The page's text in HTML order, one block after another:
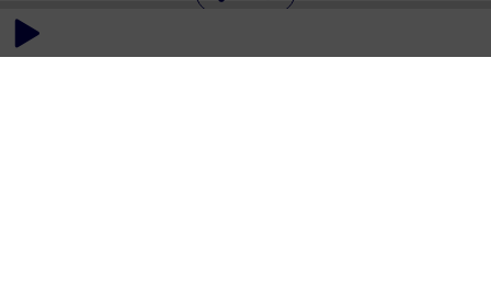
Commentaires